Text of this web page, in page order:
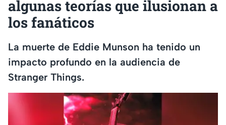
algunas teorías que ilusionan a
los fanáticos
La muerte de Eddie Munson ha tenido un
impacto profundo en la audiencia de
Stranger Things.